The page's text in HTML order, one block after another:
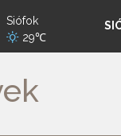
Siófok
29℃